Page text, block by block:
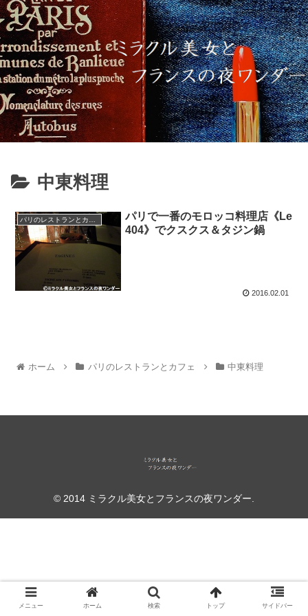
中東料理
パリで一番のモロッコ料理店《Le
404》でクスクス＆タジン鍋
2016.02.01
ホーム パリのレストランとカフェ 中東料理
© 2014 ミラクル美女とフランスの夜ワンダー.
メニュー ホーム 検索 トップ サイドバー